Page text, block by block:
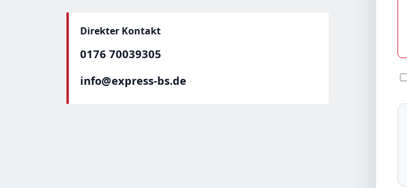
Direkter Kontakt
0176 70039305
info@express-bs.de